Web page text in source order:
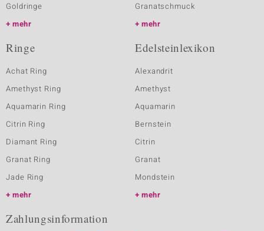
Goldringe
mehr
Granatschmuck
mehr
Ringe
Achat Ring
Amethyst Ring
Aquamarin Ring
Citrin Ring
Diamant Ring
Granat Ring
Jade Ring
mehr
Edelsteinlexikon
Alexandrit
Amethyst
Aquamarin
Bernstein
Citrin
Granat
Mondstein
mehr
Zahlungsinformation